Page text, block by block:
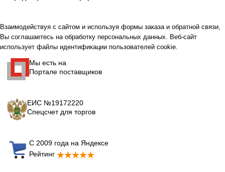
Взаимодействуя с сайтом и используя формы заказа и обратной связи,
Вы соглашаетесь на обработку персональных данных. Веб-сайт
использует файлы идентификации пользователей cookie.
Мы есть на
Портале поставщиков
ЕИС №19172220
Спецсчет для торгов
С 2009 года на Яндексе
Рейтинг